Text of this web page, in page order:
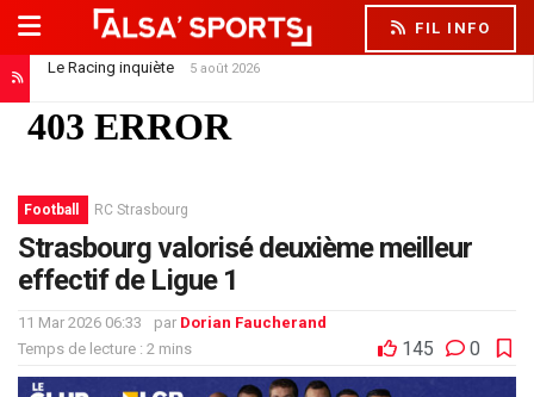
FIL INFO
Le Racing inquiète 5 août 2026
Football RC Strasbourg
Strasbourg valorisé deuxième meilleur
effectif de Ligue 1
11 Mar 2026 06:33 par Dorian Faucherand
Temps de lecture : 2 mins
145 0